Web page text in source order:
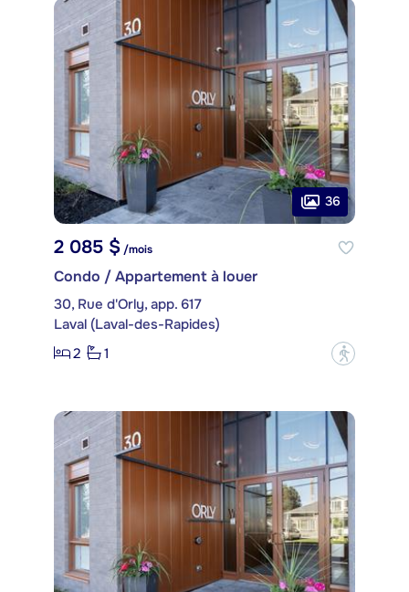
36
2 085 $ /mois
Condo / Appartement à louer
30, Rue d'Orly, app. 617
Laval (Laval-des-Rapides)
2
1 ?